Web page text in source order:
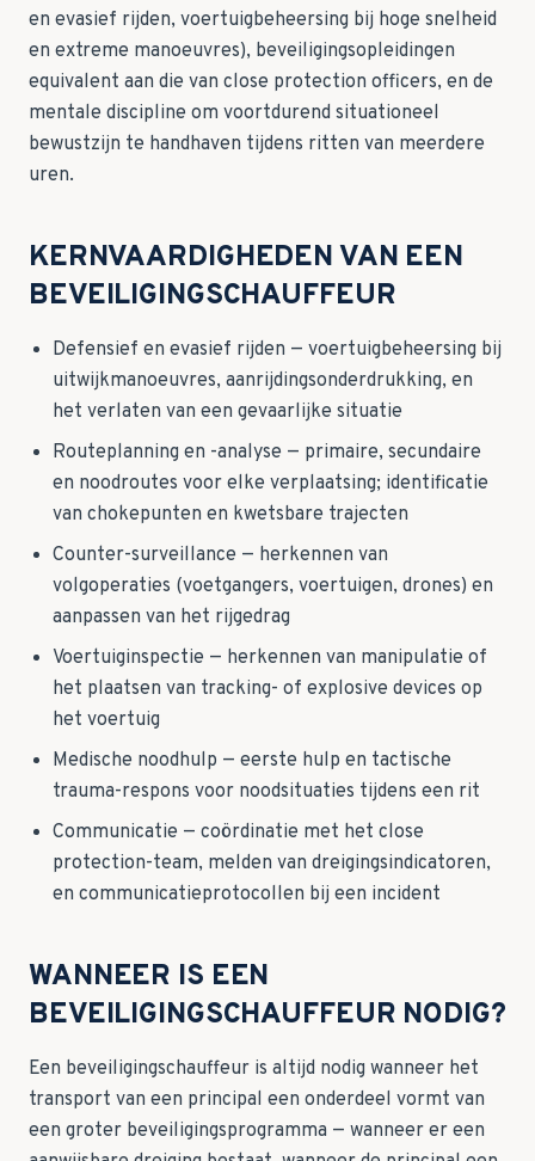
en evasief rijden, voertuigbeheersing bij hoge snelheid
en extreme manoeuvres), beveiligingsopleidingen
equivalent aan die van close protection officers, en de
mentale discipline om voortdurend situationeel
bewustzijn te handhaven tijdens ritten van meerdere
uren.
KERNVAARDIGHEDEN VAN EEN
BEVEILIGINGSCHAUFFEUR
Defensief en evasief rijden — voertuigbeheersing bij
uitwijkmanoeuvres, aanrijdingsonderdrukking, en
het verlaten van een gevaarlijke situatie
Routeplanning en -analyse — primaire, secundaire
en noodroutes voor elke verplaatsing; identificatie
van chokepunten en kwetsbare trajecten
Counter-surveillance — herkennen van
volgoperaties (voetgangers, voertuigen, drones) en
aanpassen van het rijgedrag
Voertuiginspectie — herkennen van manipulatie of
het plaatsen van tracking- of explosive devices op
het voertuig
Medische noodhulp — eerste hulp en tactische
trauma-respons voor noodsituaties tijdens een rit
Communicatie — coördinatie met het close
protection-team, melden van dreigingsindicatoren,
en communicatieprotocollen bij een incident
WANNEER IS EEN
BEVEILIGINGSCHAUFFEUR NODIG?
Een beveiligingschauffeur is altijd nodig wanneer het
transport van een principal een onderdeel vormt van
een groter beveiligingsprogramma — wanneer er een